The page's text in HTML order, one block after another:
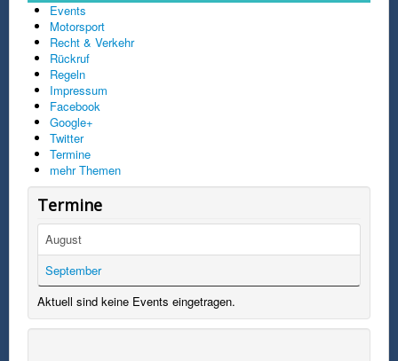
Events
Motorsport
Recht & Verkehr
Rückruf
Regeln
Impressum
Facebook
Google+
Twitter
Termine
mehr Themen
Termine
August
September
Aktuell sind keine Events eingetragen.